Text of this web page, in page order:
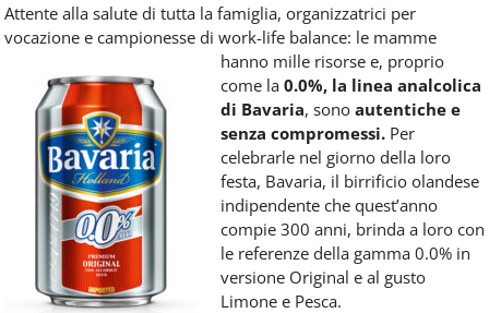
fuoricasa,
del
Service
tutte
novità
comparto
Horeca.
Attente alla salute di tutta la famiglia, organizzatrici per
vocazione e campionesse di work-life balance: le mamme
hanno mille risorse e, proprio
come la 0.0%, la linea analcolica
di Bavaria, sono autentiche e
senza compromessi. Per
celebrarle nel giorno della loro
festa, Bavaria, il birrificio olandese
indipendente che quest’anno
compie 300 anni, brinda a loro con
le referenze della gamma 0.0% in
versione Original e al gusto
Limone e Pesca.